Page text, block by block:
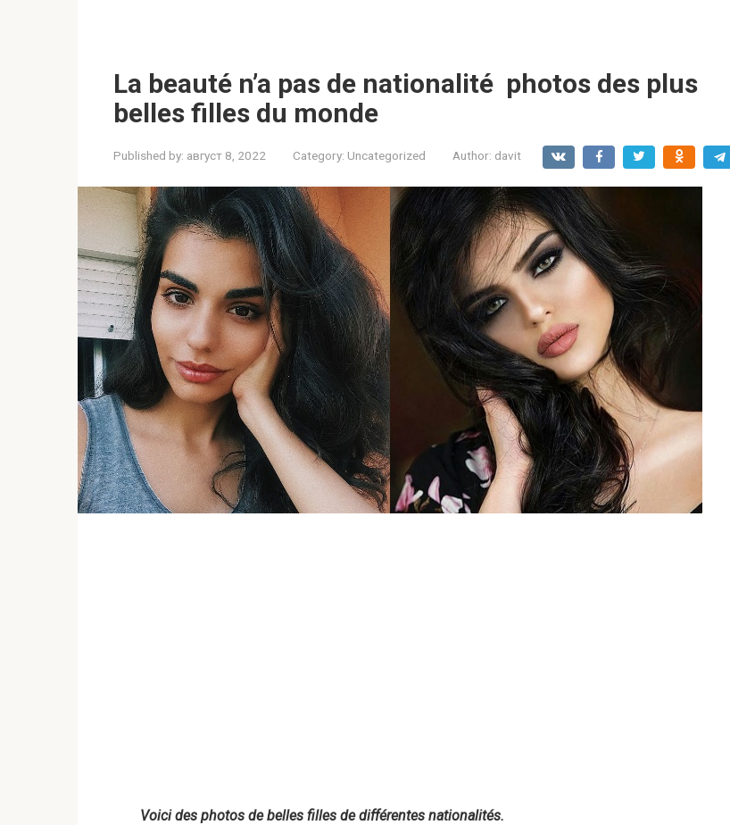
La beauté n’a pas de nationalité photos des plus
belles filles du monde
Published by: август 8, 2022 Category: Uncategorized Author: davit
Voici des photos de belles filles de différentes nationalités.